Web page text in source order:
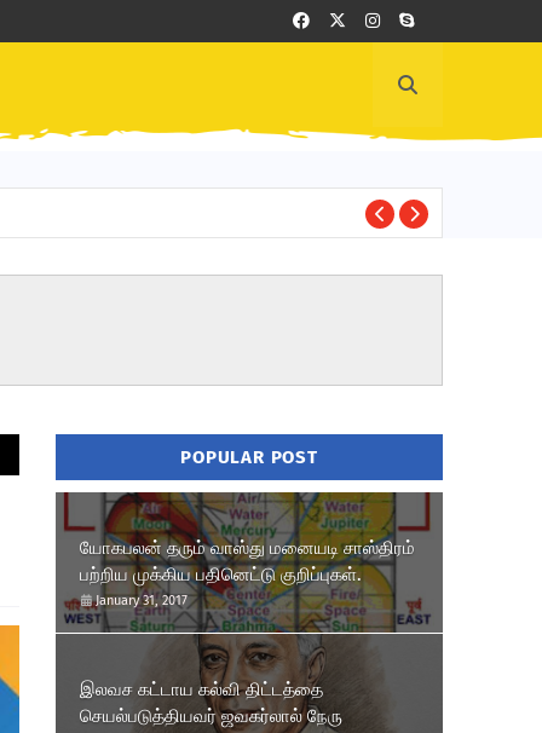
POPULAR POST
யோகபலன் தரும் வாஸ்து மனையடி சாஸ்திரம்
பற்றிய முக்கிய பதினெட்டு குறிப்புகள்.
January 31, 2017
இலவச கட்டாய கல்வி திட்டத்தை
செயல்படுத்தியவர் ஜவகர்லால் நேரு